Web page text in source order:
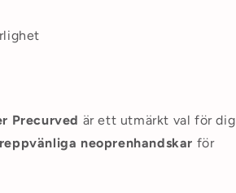
Precurved är ett utmärkt val för dig
neoprenhandskar för